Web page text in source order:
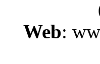
Web: